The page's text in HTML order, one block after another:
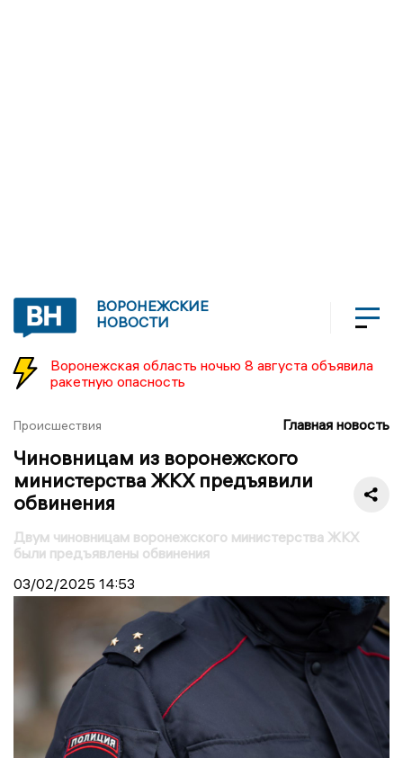
ВОРОНЕЖСКИЕ
НОВОСТИ
Воронежская область ночью 8 августа объявила
ракетную опасность
Происшествия Главная новость
Чиновницам из воронежского
министерства ЖКХ предъявили
обвинения
Двум чиновницам воронежского министерства ЖКХ
были предъявлены обвинения
03/02/2025 14:53